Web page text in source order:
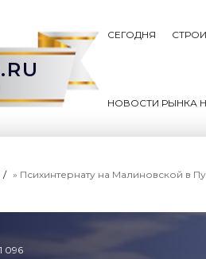
СЕГОДНЯ
НОВОСТИ РЫНКА
» Психинтернату на Малиновской в
1 096